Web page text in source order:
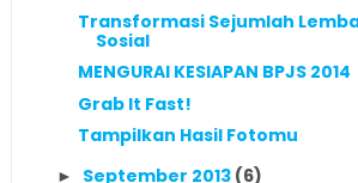
Transformasi Sejumlah
Sosial
MENGURAI KESIAPAN BPJS 2014
Grab It Fast!
Tampilkan Hasil Fotomu
► September 2013 (6)